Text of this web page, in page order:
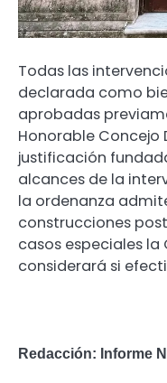
Todas las
declarada como
aprobadas
Honorable Concejo
justificación
alcances de la
la ordenanza
construcciones
casos especiales la
considerará si
Redacción: Informe